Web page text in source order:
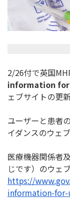
2/26付で英国
information
ェブサイトの更
ユーザーと患者
イダンスのウェ
医療機器関係者
じです）のウェ
https://
information-for-